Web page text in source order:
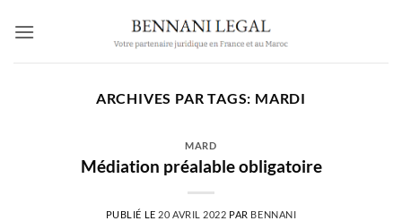
ARCHIVES PAR TAGS: MARDI
MARD
Médiation préalable obligatoire
PUBLIÉ LE 20 AVRIL 2022 PAR BENNANI